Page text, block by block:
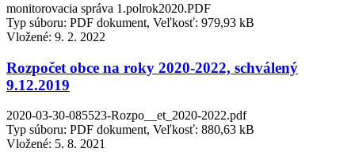
monitorovacia správa 1.polrok2020.PDF
Typ súboru: PDF dokument, Veľkosť: 979,93 kB
Vložené: 9. 2. 2022
Rozpočet obce na roky 2020-2022, schválený
9.12.2019
2020-03-30-085523-Rozpo__et_2020-2022.pdf
Typ súboru: PDF dokument, Veľkosť: 880,63 kB
Vložené: 5. 8. 2021